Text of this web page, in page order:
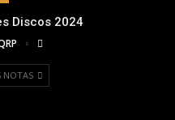
Discos 2024
NOTAS